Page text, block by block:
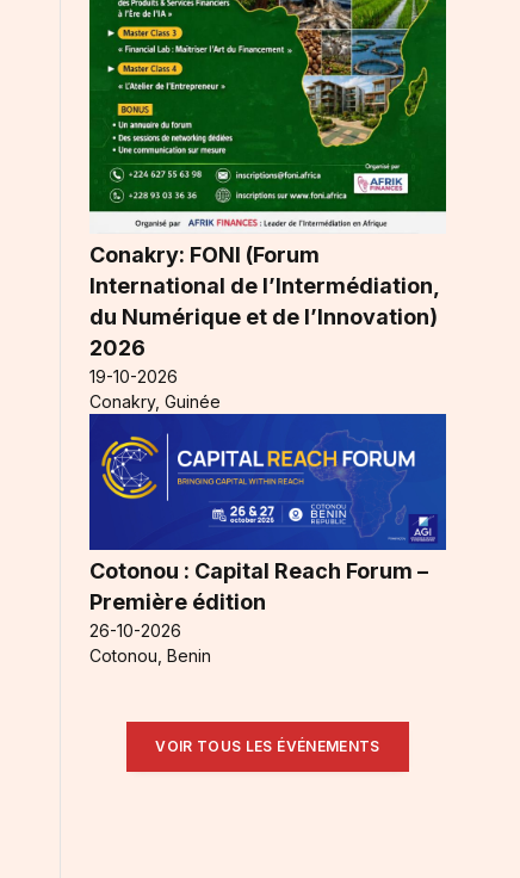
Conakry: FONI (Forum
International de l’Intermédiation,
du Numérique et de l’Innovation)
2026
19-10-2026
Conakry, Guinée
Cotonou : Capital Reach Forum –
Première édition
26-10-2026
Cotonou, Benin
VOIR TOUS LES ÉVÉNEMENTS